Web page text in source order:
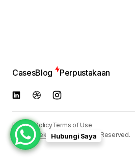
CasesBlog Perpustakaan
Privacy PolicyTerms of Use
© 2024 Reka Media. All Rights Reserved.
Hubungi Saya